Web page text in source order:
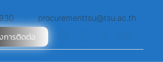
procurementtsu@tsu.ac.th
การติดต่อ